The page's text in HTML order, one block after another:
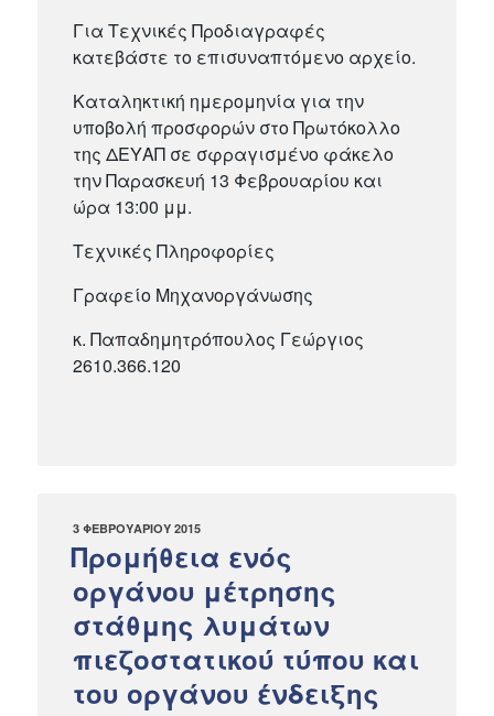
Για Τεχνικές Προδιαγραφές
κατεβάστε το επισυναπτόμενο αρχείο.
Καταληκτική ημερομηνία για την
υποβολή προσφορών στο Πρωτόκολλο
της ΔΕΥΑΠ σε σφραγισμένο φάκελο
την Παρασκευή 13 Φεβρουαρίου και
ώρα 13:00 μμ.
Τεχνικές Πληροφορίες
Γραφείο Μηχανοργάνωσης
κ. Παπαδημητρόπουλος Γεώργιος
2610.366.120
ΔΗΜΟΣΙΕΎΤΗΚΕ
ΣΤΙΣ
3 ΦΕΒΡΟΥΑΡΊΟΥ 2015
Προμήθεια ενός
οργάνου μέτρησης
στάθμης λυμάτων
πιεζοστατικού τύπου και
του οργάνου ένδειξης